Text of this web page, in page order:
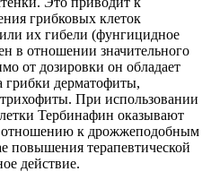
грибковых клеток
их гибели (фунгицидное
в отношении значительного
от дозировки он обладает
дерматофиты,
При использовании
Тербинафин оказывают
отношению к дрожжеподобным
повышения терапевтической
действие.